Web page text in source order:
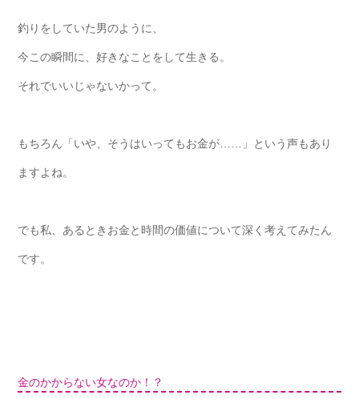
釣りをしていた男のように、
今この瞬間に、好きなことをして生きる。
それでいいじゃないかって。
もちろん「いや、そうはいってもお金が……」という声もあり
ますよね。
でも私、あるときお金と時間の価値について深く考えてみたん
です。
金のかからない女なのか！？